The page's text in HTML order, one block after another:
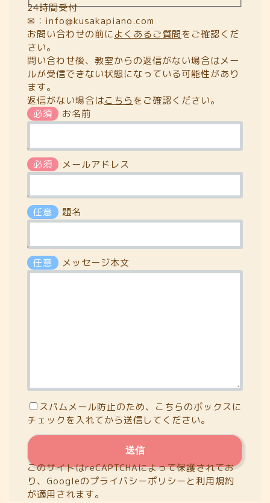
24時間受付
✉：info@kusakapiano.com
お問い合わせの前によくあるご質問をご確認くだ
さい。
問い合わせ後、教室からの返信がない場合はメー
ルが受信できない状態になっている可能性があり
ます。
返信がない場合はこちら をご確認ください。
必須
お名前
'
必須
メールアドレス
'
任意
題名
'
任意
メッセージ本文
スパムメール防止のため、こちらのボックスに
チェックを入れてから送信してください。
このサイトはreCAPTCHAによって保護されてお
り、Googleのプライバシーポリシーと利用規約
が適用されます。